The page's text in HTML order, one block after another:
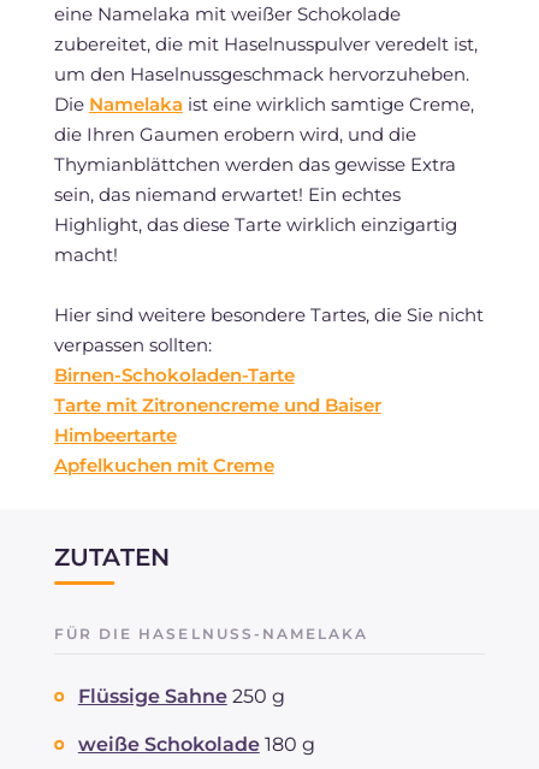
eine Namelaka mit weißer Schokolade
zubereitet, die mit Haselnusspulver veredelt ist,
um den Haselnussgeschmack hervorzuheben.
Die Namelaka ist eine wirklich samtige Creme,
die Ihren Gaumen erobern wird, und die
Thymianblättchen werden das gewisse Extra
sein, das niemand erwartet! Ein echtes
Highlight, das diese Tarte wirklich einzigartig
macht!
Hier sind weitere besondere Tartes, die Sie nicht
verpassen sollten:
Birnen-Schokoladen-Tarte
Tarte mit Zitronencreme und Baiser
Himbeertarte
Apfelkuchen mit Creme
ZUTATEN
FÜR DIE HASELNUSS-NAMELAKA
Flüssige Sahne 250 g
weiße Schokolade 180 g